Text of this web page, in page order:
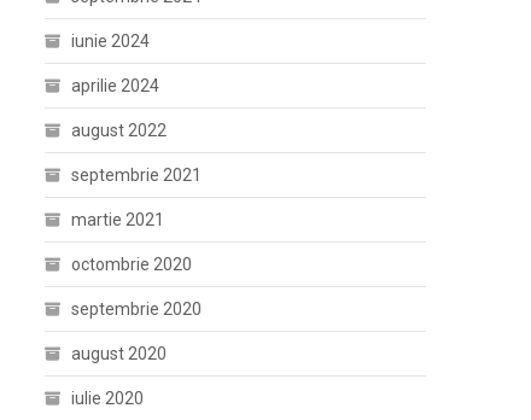
iunie 2024
aprilie 2024
august 2022
septembrie 2021
martie 2021
octombrie 2020
septembrie 2020
august 2020
iulie 2020